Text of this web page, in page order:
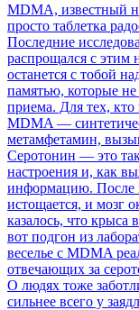
MDMA, известный
просто таблетка
Последние
распрощался с этим
останется с тобой
памятью, которые не
приема. Для тех,
MDMA —
метамфетамин,
Серотонин — это
настроения и, как
информацию. После
истощается, и мозг
казалось, что
вот подгон из
веселье с MDMA
отвечающих за
О людях тоже
сильнее всего у